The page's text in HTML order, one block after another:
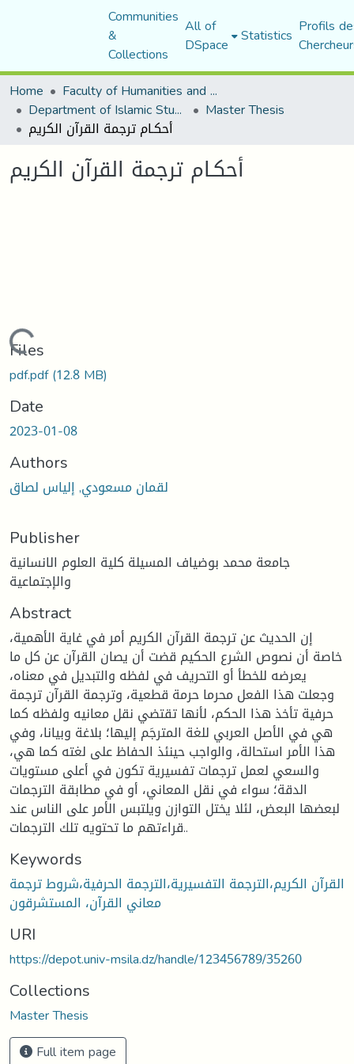
Communities
&
Collections
All of
DSpace Statistics Profils
Home
Faculty of Humanities and Social Sciences
Department of Islamic Studies Master Thesis
أحكـام ترجمة القرآن الكريم
أحكـام ترجمة القرآن الكريم
Loading...
Files
pdf.pdf(12.8 MB)
Date
2023-01-08
Authors
لقمان مسعودي, إلياس لصاق
Publisher
جامعة محمد بوضياف المسيلة كلية العلوم الانسانية
والإجتماعية
Abstract
إن الحديث عن ترجمة القرآن الكريم أمر في غاية الأهمية،
خاصة أن نصوص الشرع الحكيم قضت أن يصان القرآن عن كل ما
يعرضه للخطأ أو التحريف في لفظه والتبديل في معناه،
وجعلت هذا الفعل محرما حرمة قطعية، وترجمة القرآن ترجمة
حرفية تأخذ هذا الحكم، لأنها تقتضي نقل معانيه ولفظه كما
هي في الأصل العربي للغة المترجَم إليها؛ بلاغة وبيانا، وفي
هذا الأمر استحالة، والواجب حينئذ الحفاظ على لغته كما هي،
والسعي لعمل ترجمات تفسيرية تكون في أعلى مستويات
الدقة؛ سواء في نقل المعاني، أو في مطابقة الترجمات
لبعضها البعض، لئلا يختل التوازن ويلتبس الأمر على الناس عند
قراءتهم ما تحتويه تلك الترجمات..
Keywords
القرآن الكريم،الترجمة التفسيرية،الترجمة الحرفية،شروط ترجمة
معاني القرآن، المستشرقون
URI
https://depot.univ-msila.dz/handle/123456789/35260
Collections
Master Thesis
Full item page